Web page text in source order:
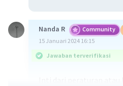
Nanda R Community
15 Januari 2024 16:15
Jawaban terverifikasi